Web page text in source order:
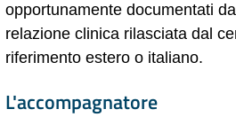
opportunamente documentati
relazione clinica rilasciata dal
riferimento estero o italiano.
L'accompagnatore